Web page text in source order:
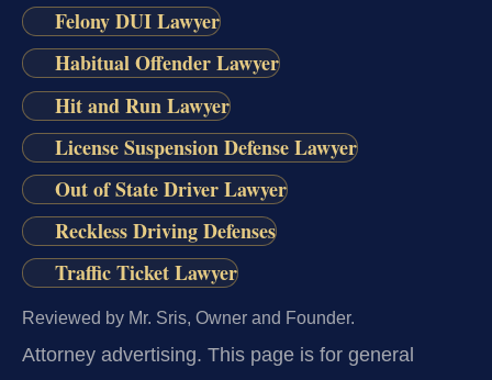
Felony DUI Lawyer
Habitual Offender Lawyer
Hit and Run Lawyer
License Suspension Defense Lawyer
Out of State Driver Lawyer
Reckless Driving Defenses
Traffic Ticket Lawyer
Reviewed by Mr. Sris, Owner and Founder.
Attorney advertising. This page is for general